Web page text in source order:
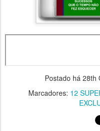
Postado há 28th
Marcadores: 12